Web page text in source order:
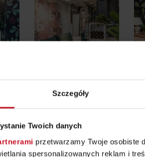
Szczegóły
Twoich danych
przetwarzamy Twoje osobiste
spersonalizowanych reklam i